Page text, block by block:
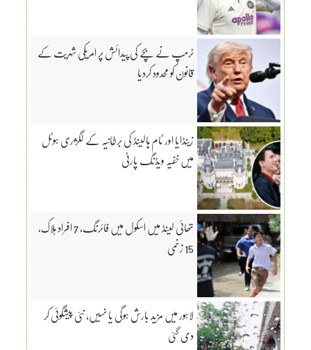
ٹرمپ نے بچے کی پیدائش پر امریکی شہریت کے
قانون کو محدود کردیا
زینڈایا اور ٹام ہالینڈ کی برطانیہ کے لگژری ہوٹل
میں خفیہ ویڈنگ پارٹی
تھائی لینڈ میں اسکول میں فائرنگ، 7 افراد ہلاک،
15 زخمی
لاہور میں مزید بارش ہوگی یا نہیں، نئی پیشگوئی کر
دی گئی